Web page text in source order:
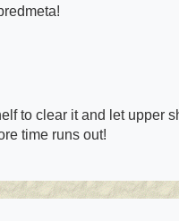
to clear it and let upper
time runs out!